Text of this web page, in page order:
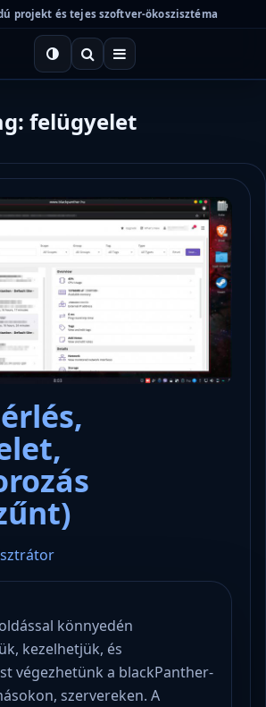
projekt és tejes szoftver-ökoszisztéma
felügyelet
könnyedén
kezelhetjük, és
végezhetünk a blackPanther-
szervereken. A